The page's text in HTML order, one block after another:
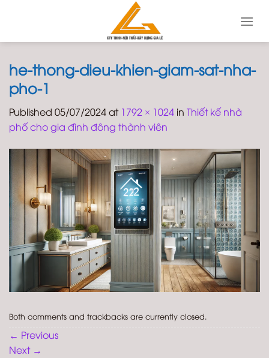
he-thong-dieu-khien-giam-sat-nha-
pho-1
Published 05/07/2024at 1792 × 1024 in Thiết kế nhà
phố cho gia đình đông thành viên
Both comments and trackbacks are currently closed.
← Previous
Next →